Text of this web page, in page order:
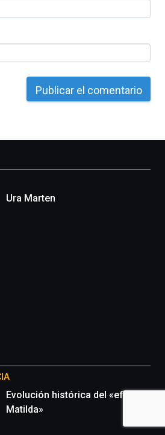
Ura Marten
Evolución histórica del «efecto
Matilda»